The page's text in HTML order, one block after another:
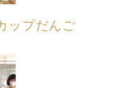
ップだんご